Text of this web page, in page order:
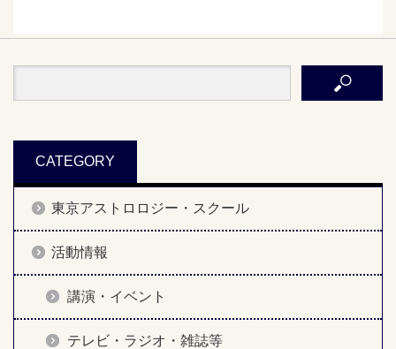
CATEGORY
東京アストロロジー・スクール
活動情報
講演・イベント
テレビ・ラジオ・雑誌等